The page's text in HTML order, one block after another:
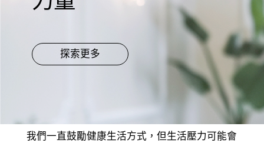
探索更多
我們一直鼓勵健康生活方式，但生活壓力可能會